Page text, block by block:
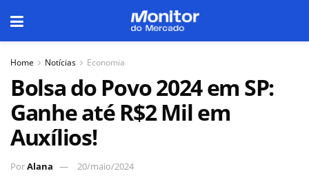
Home Notícias Economia
Bolsa do Povo 2024 em SP:
Ganhe até R$2 Mil em
Auxílios!
PorAlana 20/maio/2024